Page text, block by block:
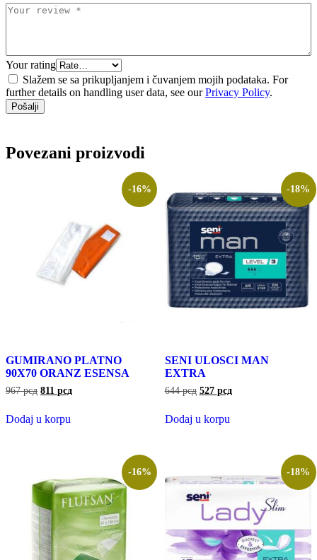
Your rating
Slažem se sa prikupljanjem i čuvanjem mojih podataka. For
further details on handling user data, see ourPrivacy Policy.
Povezani proizvodi
-16%
GUMIRANO PLATNO
90X70 ORANZ ESENSA
967рсд 811 рсд
Dodaj u korpu
-18%
SENI ULOSCI MAN
EXTRA
644рсд 527 рсд
Dodaj u korpu
-16% -18%